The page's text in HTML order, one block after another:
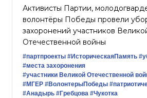
Активисты Партии,
волонтёры Победы провели
захоронений участников
Отечественной войны
#партпроекты #ИсторическаяПамять
#места захоронения
#участники Великой Отечественной
#‎МГЕР‬ #ВолонтерыПобеды
#Анадырь #Гребцова #Чукотка